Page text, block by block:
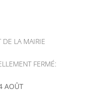
DE LA MAIRIE
FERMÉ:
AOÛT